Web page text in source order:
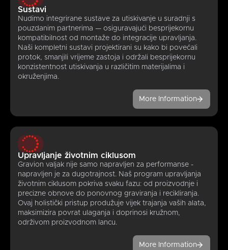
Sustavi
Nudimo integrirane sustave za utiskivanje u suradnji s
pouzdanim partnerima — osiguravajući besprijekornu
kompatibilnost od montaže do integracije upravljanja.
Naši kompletni sustavi projektirani su kako bi povećali
protok, smanjili vrijeme zastoja i održali besprijekornu
konzistentnost utiskivanja u različitim materijalima i
okruženjima.
More Information
Upravljanje životnim ciklusom
Gravion valjak nije samo napravljen za performanse -
napravljen je za dugotrajnost. Naš program upravljanja
životnim ciklusom pokriva svaku fazu: od proizvodnje i
precizne obnove do ponovnog graviranja i recikliranja.
Ovaj holistički pristup produžuje vijek trajanja vaših alata,
maksimizira povrat ulaganja i doprinosi kružnom,
održivom proizvodnom lancu.
More Information